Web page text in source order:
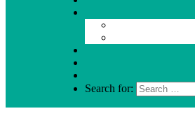
Search for: